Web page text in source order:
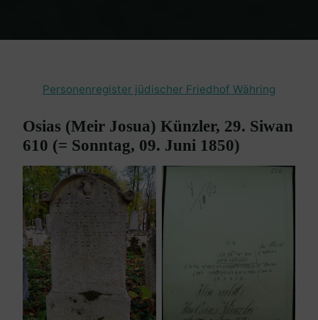
Personenregister jüdischer Friedhof Währing
Osias (Meir Josua) Künzler, 29. Siwan
610 (= Sonntag, 09. Juni 1850)